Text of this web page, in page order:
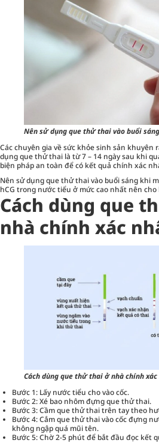
Nên sử dụng que thử thai vào buổi
Các chuyên gia về sức khỏe sinh sản
dụng que thử thai là từ 7 – 14 ngày sau khi
biện pháp an toàn để có kết quả chính xác
Nên sử dụng que thử thai vào buổi sáng khi
hCG trong nước tiểu ở mức cao nhất nên
Cách dùng que
nhà chính xác
Cách dùng que thử thai ở nhà chính
Bước 1: Lấy nước tiểu cho vào cốc.
Bước 2: Xé bao nhôm đựng que thử thai.
Bước 3: Cầm que thử thai trên tay theo
Bước 4: Cắm que thử thai vào cốc đựng
không ngập quá mũi tên.
Bước 5: Chờ 2-5 phút để bắt đầu đọc kết